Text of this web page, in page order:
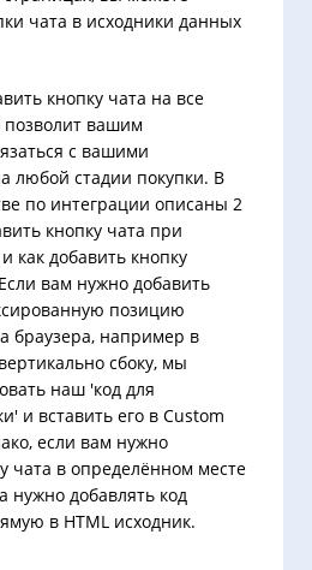
чата в исходники данных
кнопку чата на все
позволит вашим
с вашими
любой стадии покупки. В
по интеграции описаны 2
кнопку чата при
как добавить кнопку
вам нужно добавить
позицию
браузера, например в
сбоку, мы
наш 'код для
и вставить его в Custom
если вам нужно
чата в определённом месте
нужно добавлять код
в HTML исходник.